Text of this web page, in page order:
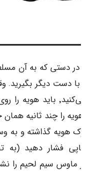
را در دستی که به آن
را با دست دیگر بگیرید.
لحیم می‌کنید٬ باید
چاپی فشار دهید (به
ماوس سیم لحیم را